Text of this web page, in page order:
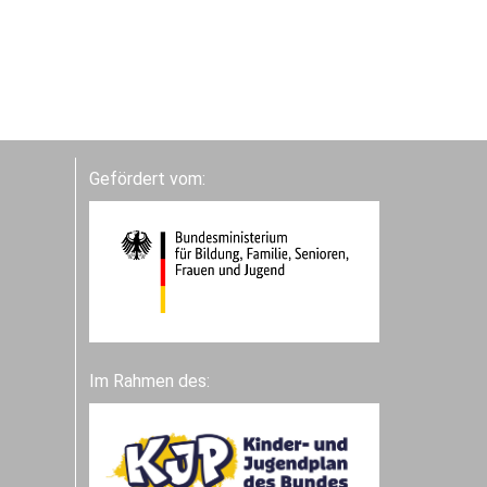
Gefördert vom:
Im Rahmen des: